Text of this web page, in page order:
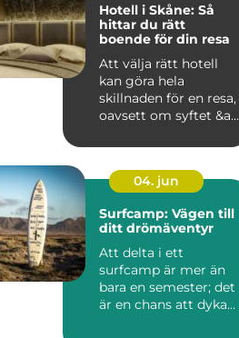
Hotell i Skåne: Så
hittar du rätt
boende för din resa
Att välja rätt hotell
kan göra hela
skillnaden för en resa,
oavsett om syftet &a...
04. jun
Surfcamp: Vägen till
ditt drömäventyr
Att delta i ett
surfcamp är mer än
bara en semester; det
är en chans att dyka